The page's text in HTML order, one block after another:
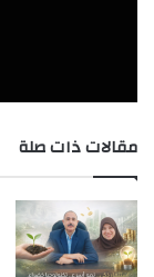
مقالات ذات صلة